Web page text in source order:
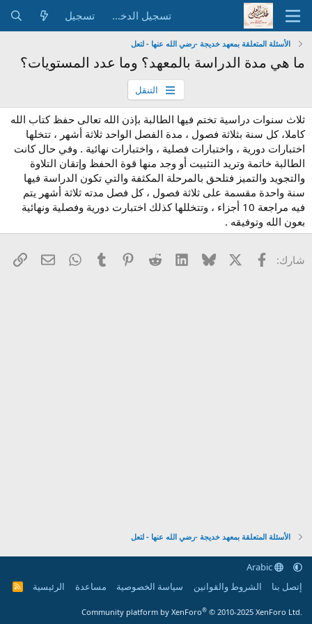
تسجيل الدخول تسجيل
الأسئلة المتعلقة بمعهد خديجة -رضي الله عنها - لتعل
ما هي مدة الدراسة بالمعهد؟ وما عدد المستويات؟
التنقل
ثلاث سنوات دراسية تختم فيها الطالبة بإذن الله تعالى حفظ كتاب الله
كاملا، كل سنة بثلاثة فصول ، مدة الفصل الواحد ثلاثة أشهر ، تتخلها
اختبارات دورية ، واختبارات فصلية ، واختبارات نهائية . وفي حال كانت
الطالبة خاتمة وتريد التثبيت أو وجد منها قوة الحفظ وإتقان التلاوة
والتجويد والتميز فتلحق بالمرحلة المكثفة والتي تكون الدراسة فيها
سنة واحدة مقسمة على ثلاثة فصول ، كل فصل مدته ثلاثة أشهر يتم
فيه مراجعة 10 أجزاء ، وتتخللها كذلك اختبارت دورية وفصلية ونهائية
بعون الله وتوفيقه .
شارك: فيسبوك Bluesky
LinkedIn
Reddit
Pinterest
Tumblr
WhatsApp
البريد
الأسئلة المتعلقة بمعهد خديجة -رضي الله عنها - لتعل
Arabic
إتصل بنا
الشروط والقوانين سياسة الخصوصية مساعدة الرئيسية
R
Community platform by XenForo® © 2010-2025 XenForo Ltd.